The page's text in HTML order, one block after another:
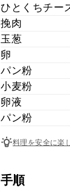
ひとくちチー
挽肉
玉葱
卵
パン粉
小麦粉
卵液
パン粉
料理を安全に楽
手順